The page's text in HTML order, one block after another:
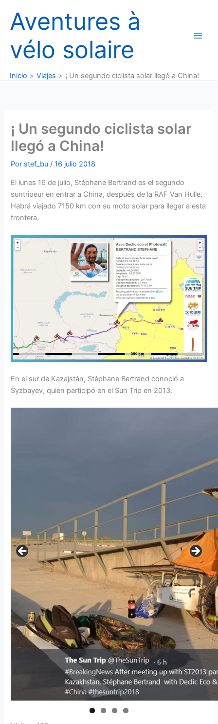
contenido
Aventures à
vélo solaire
Inicio Viajes ¡ Un segundo ciclista solar llegó a China!
¡ Un segundo ciclista solar
llegó a China!
Por stef_bu/16 julio 2018
El lunes 16 de julio, Stéphane Bertrand es el segundo
suntripeur en entrar a China, después de la RAF Van Hulle.
Habrá viajado 7150 km con su moto solar para llegar a esta
frontera.
En el sur de Kazajstán, Stéphane Bertrand conoció a
Syzbayev, quien participó en el Sun Trip en 2013.